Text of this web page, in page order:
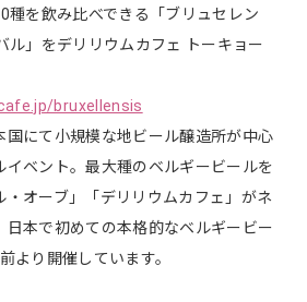
種を飲み比べできる「ブリュセレン
ル」をデリリウムカフェ トーキョー
bruxellensis
国にて小規模な地ビール醸造所が中心
イベント。最大種のベルギービールを
オーブ」「デリリウムカフェ」がネ
日本で初めての本格的なベルギービー
より開催しています。